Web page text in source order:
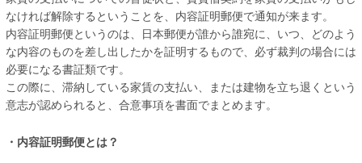
なければ解除するということを、内容証明郵便で通知が来ます。
内容証明郵便というのは、日本郵便が誰から誰宛に、いつ、どのよう
な内容のものを差し出したかを証明するもので、必ず裁判の場合には
必要になる書証類です。
この際に、滞納している家賃の支払い、または建物を立ち退くという
意志が認められると、合意事項を書面でまとめます。
・内容証明郵便とは？